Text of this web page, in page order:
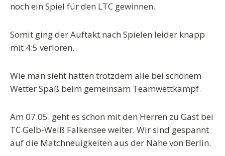
noch ein Spiel für den LTC gewinnen.
Somit ging der Auftakt nach Spielen leider knapp
mit 4:5 verloren.
Wie man sieht hatten trotzdem alle bei schönem
Wetter Spaß beim gemeinsam Teamwettkampf.
Am 07.05. geht es schon mit den Herren zu Gast bei
TC Gelb-Weiß Falkensee weiter. Wir sind gespannt
auf die Matchneuigkeiten aus der Nähe von Berlin.